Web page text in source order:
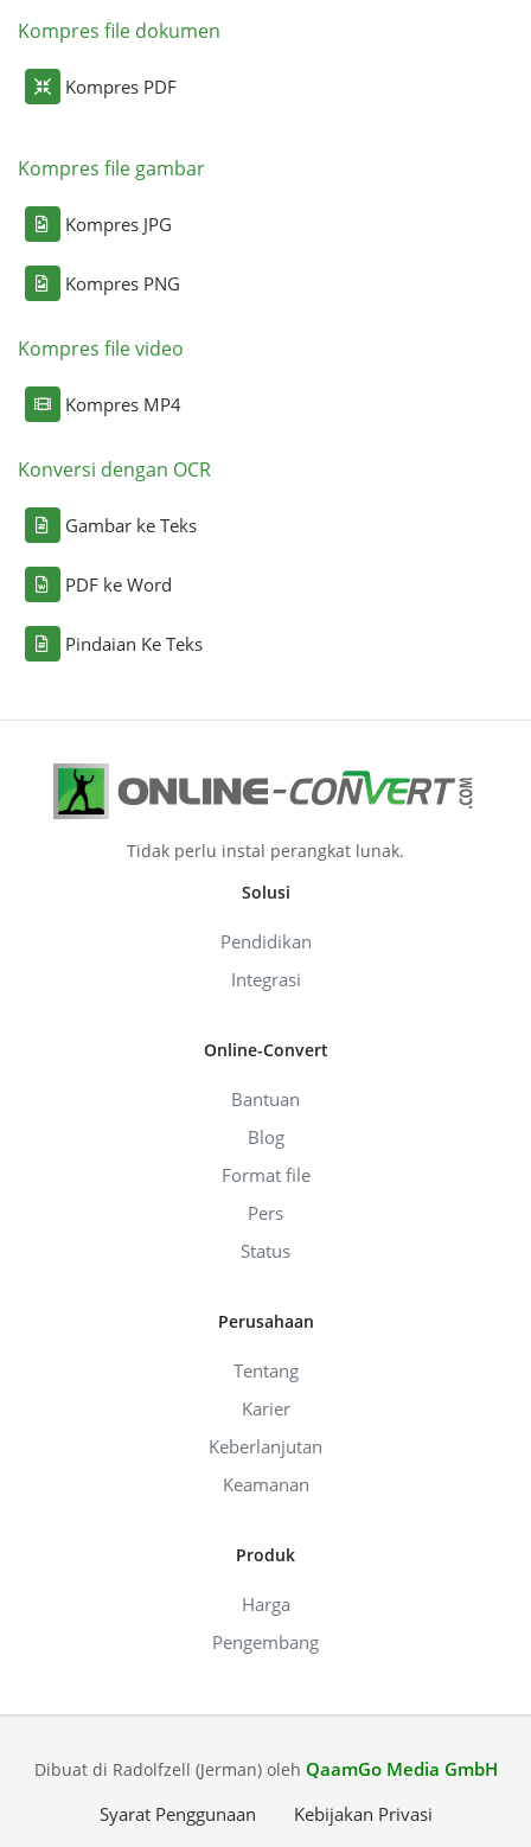
Kompres file dokumen
Kompres PDF
Kompres file gambar
Kompres JPG
Kompres PNG
Kompres file video
Kompres MP4
Konversi dengan OCR
Gambar ke Teks
PDF ke Word
Pindaian Ke Teks
Tidak perlu instal perangkat lunak.
Solusi
Pendidikan
Integrasi
Online-Convert
Bantuan
Blog
Format file
Pers
Status
Perusahaan
Tentang
Karier
Keberlanjutan
Keamanan
Produk
Harga
Pengembang
Dibuat di Radolfzell (Jerman) oleh QaamGo Media GmbH
Syarat Penggunaan
Kebijakan Privasi